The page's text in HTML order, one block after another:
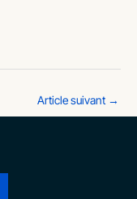
Article suivant →